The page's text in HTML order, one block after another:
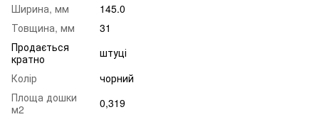
Ширина, мм
145.0
Товщина, мм
31
Продається
кратно
штуці
Колір
чорний
Площа дошки
м2
0,319